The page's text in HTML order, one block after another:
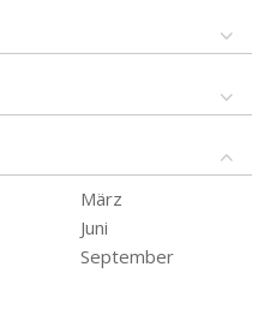
März
Juni
September